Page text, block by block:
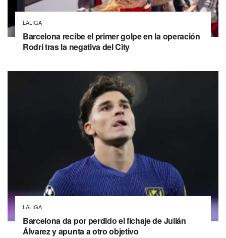
LALIGA
Barcelona recibe el primer golpe en la operación
Rodri tras la negativa del City
LALIGA
Barcelona da por perdido el fichaje de Julián
Álvarez y apunta a otro objetivo